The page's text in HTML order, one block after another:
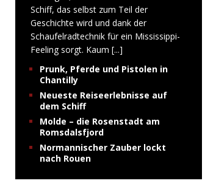
Schiff, das selbst zum Teil der
Geschichte wird und dank der
Schaufelradtechnik für ein Mississippi-
Feeling sorgt. Kaum [...]
Prunk, Pferde und Pistolen in
Chantilly
Neueste Reiseerlebnisse auf
dem Schiff
Molde – die Rosenstadt am
Romsdalsfjord
Normannischer Zauber lockt
nach Rouen